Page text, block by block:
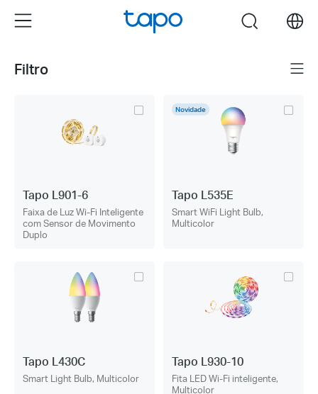
the
Menu search
Filtro Menu
Tapo L901-6
Faixa de Luz Wi-Fi Inteligente
com Sensor de Movimento
Duplo
Novidade
Tapo L535E
Smart WiFi Light Bulb,
Multicolor
Tapo L430C
Smart Light Bulb, Multicolor
Tapo L930-10
Fita LED Wi-Fi inteligente,
Multicolor